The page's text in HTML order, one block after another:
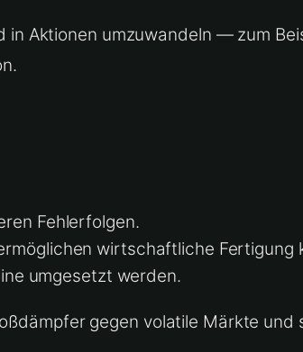
Aktionen umzuwandeln — zum
Fehlerfolgen.
wirtschaftliche Fertigung
umgesetzt werden.
gegen volatile Märkte und